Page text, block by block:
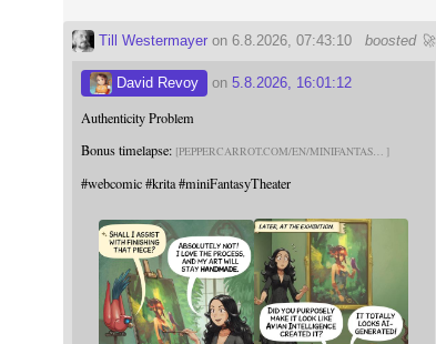
boosted 🚀
Till Westermayer on 6.8.2026, 07:43:10
David Revoy on5.8.2026, 16:01:12
Authenticity Problem
Bonus timelapse: PEPPERCARROT.COM/EN/MINIFANTAS
#webcomic #krita#miniFantasyTheater